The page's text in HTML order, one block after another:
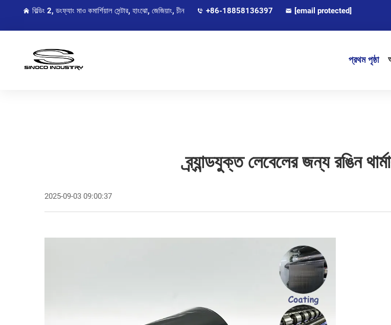
বিল্ডিং 2, ডংফ্যাং মাও কমার্শিয়াল সেন্টার, হাংঝো, জেজিয়াং, চীন +86-18858136397 [email protected]
প্রথম পৃষ্ঠা
ব্র্যান্ডযুক্ত লেবেলের জন্য রঙিন
2025-09-03 09:00:37